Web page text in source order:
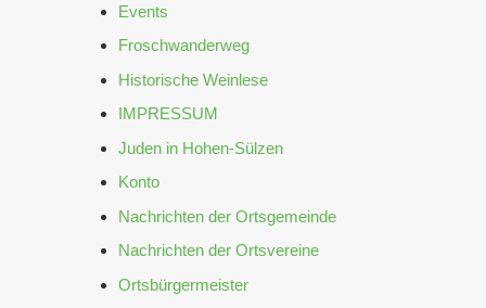
Events
Froschwanderweg
Historische Weinlese
IMPRESSUM
Juden in Hohen-Sülzen
Konto
Nachrichten der Ortsgemeinde
Nachrichten der Ortsvereine
Ortsbürgermeister